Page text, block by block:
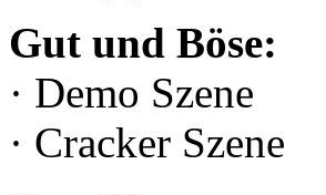
Gut und Böse:
· Demo Szene
· Cracker Szene